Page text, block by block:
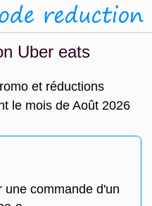
Uber eats
et réductions
le mois de Août 2026
une commande d'un